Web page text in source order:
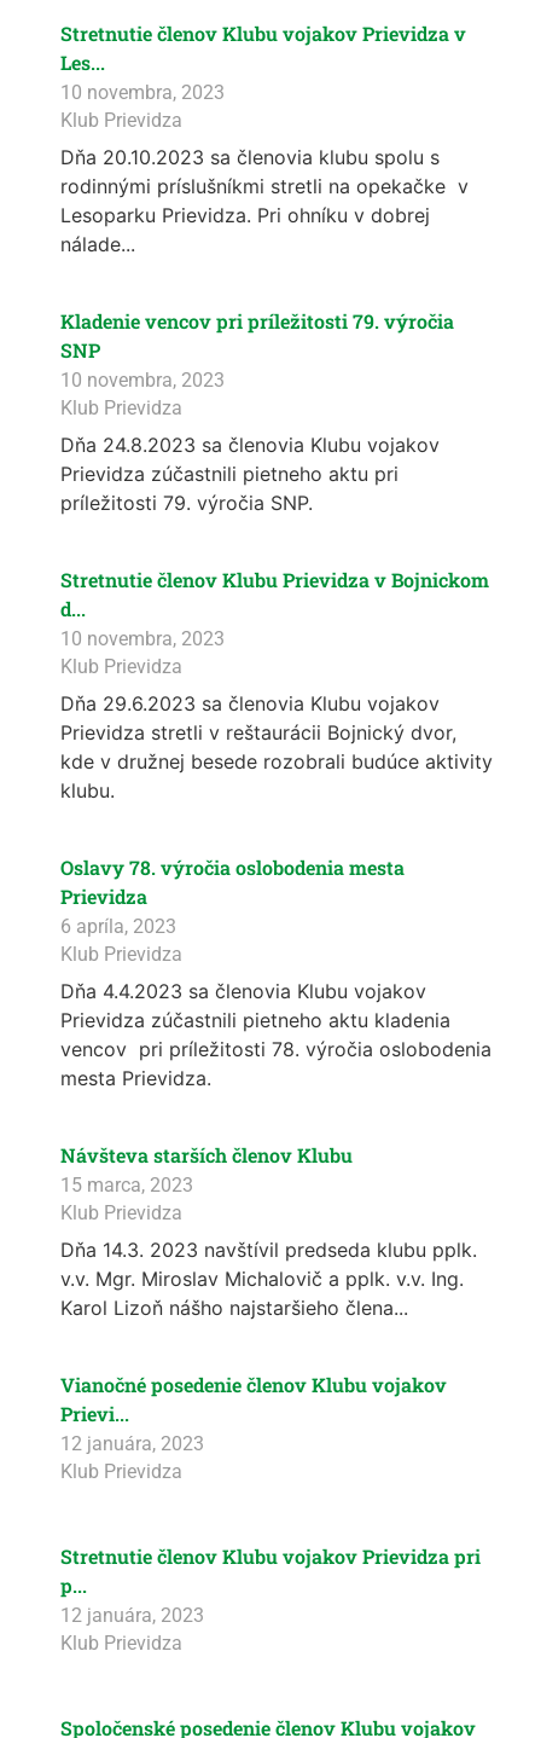
Stretnutie členov Klubu vojakov Prievidza v
Les...
10 novembra, 2023
Klub Prievidza
Dňa 20.10.2023 sa členovia klubu spolu s
rodinnými príslušníkmi stretli na opekačke v
Lesoparku Prievidza. Pri ohníku v dobrej
nálade...
Kladenie vencov pri príležitosti 79. výročia
SNP
10 novembra, 2023
Klub Prievidza
Dňa 24.8.2023 sa členovia Klubu vojakov
Prievidza zúčastnili pietneho aktu pri
príležitosti 79. výročia SNP.
Stretnutie členov Klubu Prievidza v Bojnickom
d...
10 novembra, 2023
Klub Prievidza
Dňa 29.6.2023 sa členovia Klubu vojakov
Prievidza stretli v reštaurácii Bojnický dvor,
kde v družnej besede rozobrali budúce aktivity
klubu.
Oslavy 78. výročia oslobodenia mesta
Prievidza
6 apríla, 2023
Klub Prievidza
Dňa 4.4.2023 sa členovia Klubu vojakov
Prievidza zúčastnili pietneho aktu kladenia
vencov pri príležitosti 78. výročia oslobodenia
mesta Prievidza.
Návšteva starších členov Klubu
15 marca, 2023
Klub Prievidza
Dňa 14.3. 2023 navštívil predseda klubu pplk.
v.v. Mgr. Miroslav Michalovič a pplk. v.v. Ing.
Karol Lizoň nášho najstaršieho člena...
Vianočné posedenie členov Klubu vojakov
Prievi...
12 januára, 2023
Klub Prievidza
Stretnutie členov Klubu vojakov Prievidza pri
p...
12 januára, 2023
Klub Prievidza
Spoločenské posedenie členov Klubu vojakov